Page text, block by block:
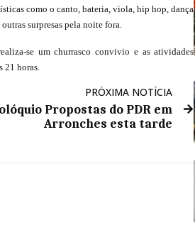
como o canto, bateria, viola, hip hop, dança
surpresas pela noite fora.
se um churrasco convivio e as atividades
21 horas.
PRÓXIMA NOTÍCIA
Propostas do PDR em
Arronches esta tarde